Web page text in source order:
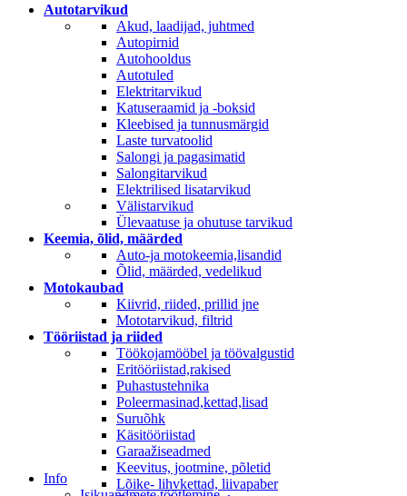
Autotarvikud
Akud, laadijad, juhtmed
Autopirnid
Autohooldus
Autotuled
Elektritarvikud
Katuseraamid ja -boksid
Kleebised ja tunnusmärgid
Laste turvatoolid
Salongi ja pagasimatid
Salongitarvikud
Elektrilised lisatarvikud
Välistarvikud
Ülevaatuse ja ohutuse tarvikud
Keemia, õlid, määrded
Auto-ja motokeemia,lisandid
Õlid, määrded, vedelikud
Motokaubad
Kiivrid, riided, prillid jne
Mototarvikud, filtrid
Tööriistad ja riided
Töökojamööbel ja töövalgustid
Eritööriistad,rakised
Puhastustehnika
Poleermasinad,kettad,lisad
Suruõhk
Käsitööriistad
Garaažiseadmed
Keevitus, jootmine, põletid
Lõike- lihvkettad, liivapaber
Info